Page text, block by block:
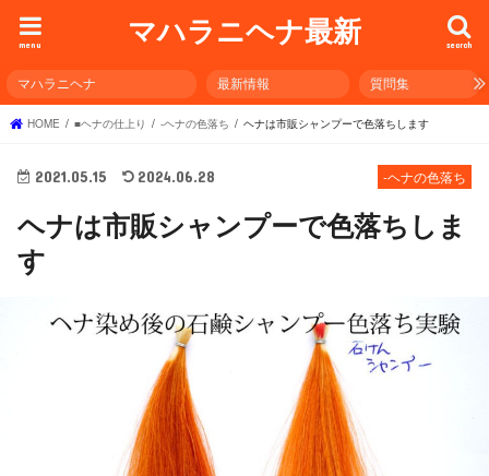
マハラニヘナ最新 search
menu
マハラニヘナ 最新情報 質問集
HOME ■ヘナの仕上り -ヘナの色落ち ヘナは市販シャンプーで色落ちします
-ヘナの色落ち
2021.05.15 2024.06.28
ヘナは市販シャンプーで色落ちしま
す